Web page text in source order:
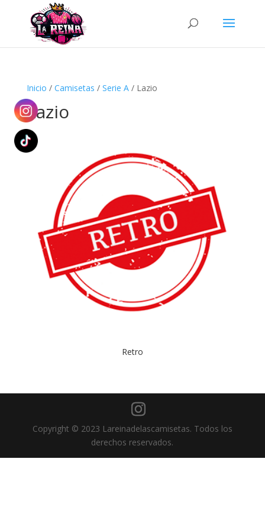
Búsqueda
productos
Inicio / Camisetas / Serie A/ Lazio
Lazio
Retro
Copyright © 2023 Lareinadelascamisetas. Todos los
derechos reservados.